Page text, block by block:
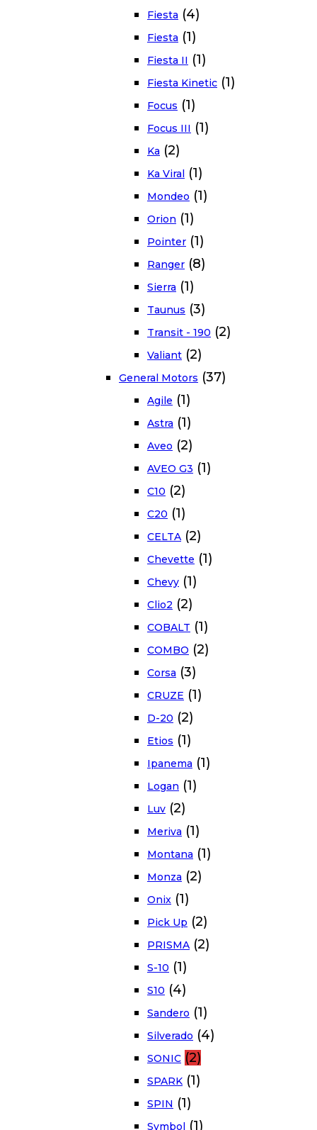
Fiesta (4)
Fiesta (1)
Fiesta II (1)
Fiesta Kinetic (1)
Focus (1)
Focus III (1)
Ka (2)
Ka Viral (1)
Mondeo (1)
Orion (1)
Pointer (1)
Ranger (8)
Sierra (1)
Taunus (3)
Transit - 190 (2)
Valiant (2)
General Motors (37)
Agile (1)
Astra (1)
Aveo (2)
AVEO G3 (1)
C10 (2)
C20 (1)
CELTA (2)
Chevette (1)
Chevy (1)
Clio2 (2)
COBALT (1)
COMBO (2)
Corsa (3)
CRUZE (1)
D-20 (2)
Etios (1)
Ipanema (1)
Logan (1)
Luv (2)
Meriva (1)
Montana (1)
Monza (2)
Onix (1)
Pick Up (2)
PRISMA (2)
S-10 (1)
S10 (4)
Sandero (1)
Silverado (4)
SONIC (2)
SPARK (1)
SPIN (1)
Symbol (1)